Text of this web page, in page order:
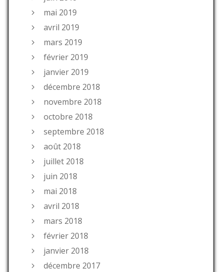
mai 2019
avril 2019
mars 2019
février 2019
janvier 2019
décembre 2018
novembre 2018
octobre 2018
septembre 2018
août 2018
juillet 2018
juin 2018
mai 2018
avril 2018
mars 2018
février 2018
janvier 2018
décembre 2017